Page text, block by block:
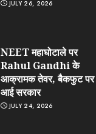
JULY 26, 2026
NEET महाघोटाले पर
Rahul Gandhi के
आक्रामक तेवर, बैकफुट पर
आई सरकार
JULY 24, 2026